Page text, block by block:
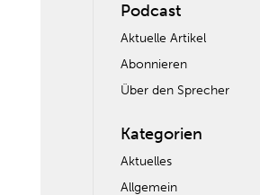
Podcast
Aktuelle Artikel
Abonnieren
Über den Sprecher
Kategorien
Aktuelles
Allgemein